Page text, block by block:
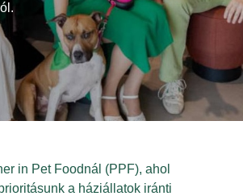
in Pet Foodnál (PPF), ahol
a háziállatok iránti